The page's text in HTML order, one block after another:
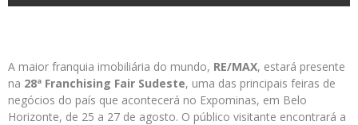
A maior franquia imobiliária do mundo, RE/MAX, estará presente
na 28ª Franchising Fair Sudeste, uma das principais feiras de
negócios do país que acontecerá no Expominas, em Belo
Horizonte, de 25 a 27 de agosto. O público visitante encontrará a